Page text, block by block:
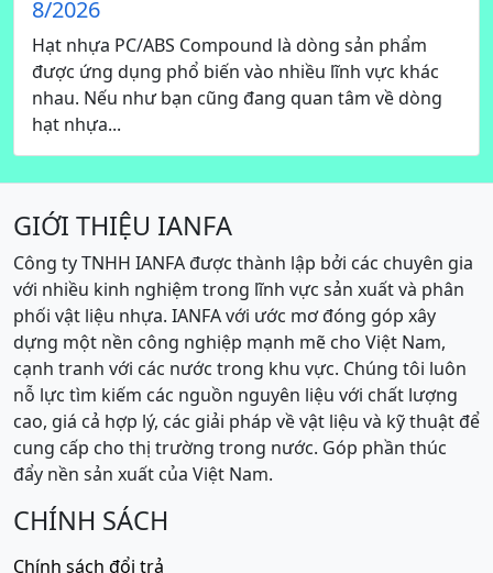
8/2026
Hạt nhựa PC/ABS Compound là dòng sản phẩm
được ứng dụng phổ biến vào nhiều lĩnh vực khác
nhau. Nếu như bạn cũng đang quan tâm về dòng
hạt nhựa...
GIỚI THIỆU IANFA
Công ty TNHH IANFA được thành lập bởi các chuyên gia
với nhiều kinh nghiệm trong lĩnh vực sản xuất và phân
phối vật liệu nhựa. IANFA với ước mơ đóng góp xây
dựng một nền công nghiệp mạnh mẽ cho Việt Nam,
cạnh tranh với các nước trong khu vực. Chúng tôi luôn
nỗ lực tìm kiếm các nguồn nguyên liệu với chất lượng
cao, giá cả hợp lý, các giải pháp về vật liệu và kỹ thuật để
cung cấp cho thị trường trong nước. Góp phần thúc
đẩy nền sản xuất của Việt Nam.
CHÍNH SÁCH
Chính sách đổi trả